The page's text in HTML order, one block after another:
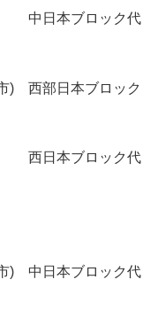
) 中日本ブロック代
) 西部日本ブロック
) 西日本ブロック代
) 中日本ブロック代